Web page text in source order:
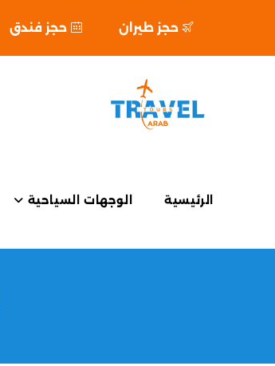
حجز طيران حجز فندق
الوجهات السياحية الرئيسية